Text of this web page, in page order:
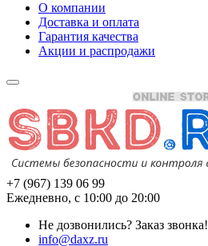
О компании
Доставка и оплата
Гарантия качества
Акции и распродажи
+7 (967) 139 06 99
Ежедневно, с 10:00 до 20:00
Не дозвонились? Заказ звонка!
info@daxz.ru